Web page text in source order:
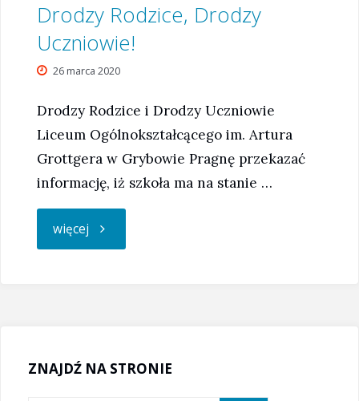
Drodzy Rodzice, Drodzy
Uczniowie!
26 marca 2020
Drodzy Rodzice i Drodzy Uczniowie
Liceum Ogólnokształcącego im. Artura
Grottgera w Grybowie Pragnę przekazać
informację, iż szkoła ma na stanie …
więcej "Drodzy
ZNAJDŹ NA STRONIE